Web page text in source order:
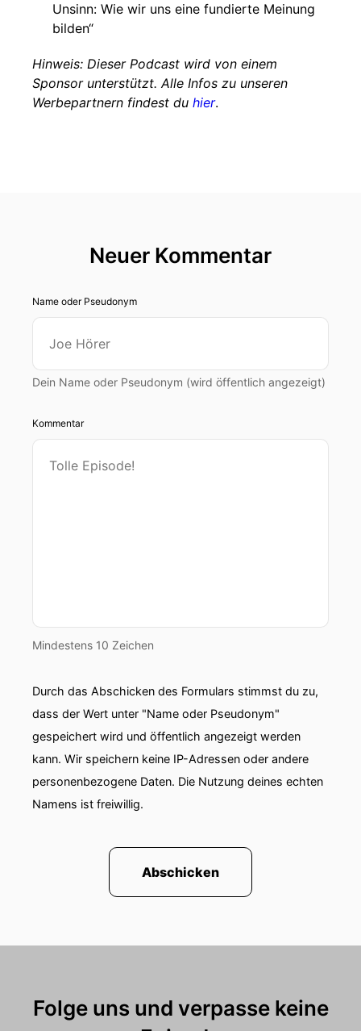
Unsinn: Wie wir uns eine fundierte Meinung
bilden“
Hinweis: Dieser Podcast wird von einem
Sponsor unterstützt. Alle Infos zu unseren
Werbepartnern findest du hier.
Neuer Kommentar
Name oder Pseudonym
Dein Name oder Pseudonym (wird öffentlich angezeigt)
Kommentar
Mindestens 10 Zeichen
Durch das Abschicken des Formulars stimmst du zu,
dass der Wert unter "Name oder Pseudonym"
gespeichert wird und öffentlich angezeigt werden
kann. Wir speichern keine IP-Adressen oder andere
personenbezogene Daten. Die Nutzung deines echten
Namens ist freiwillig.
Abschicken
Folge uns und verpasse keine